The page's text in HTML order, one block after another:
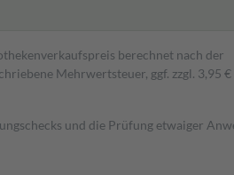
berechnet nach der
Mehrwertsteuer, ggf. zzgl. 3,95
und die Prüfung etwaiger